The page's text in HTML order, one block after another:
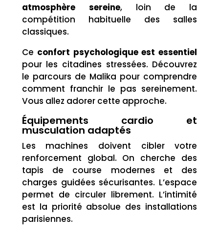
atmosphère sereine, loin de la
compétition habituelle des salles
classiques.
Ce confort psychologique est essentiel
pour les citadines stressées. Découvrez
le parcours de Malika pour comprendre
comment franchir le pas sereinement.
Vous allez adorer cette approche.
Équipements cardio et
musculation adaptés
Les machines doivent cibler votre
renforcement global. On cherche des
tapis de course modernes et des
charges guidées sécurisantes. L’espace
permet de circuler librement. L’intimité
est la priorité absolue des installations
parisiennes.